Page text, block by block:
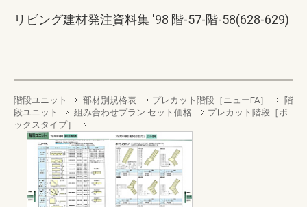
リビング建材発注資料集 '98 階-57-階-58(628-629)
階段ユニット 部材別規格表 プレカット階段［ニューFA］
階
段ユニット
組み合わせプラン セット価格
プレカット階段［ボ
ックスタイプ］